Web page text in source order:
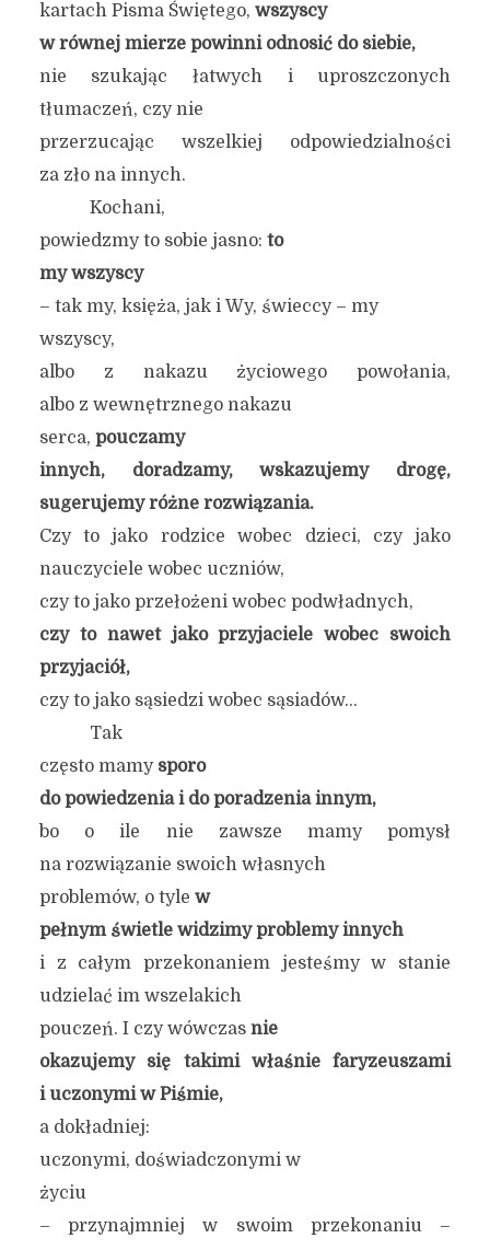
kartach Pisma Świętego, wszyscy
w równej mierze powinni odnosić do siebie,
nie szukając łatwych i uproszczonych
tłumaczeń, czy nie
przerzucając wszelkiej odpowiedzialności
za zło na innych.
Kochani,
powiedzmy to sobie jasno: to
my wszyscy
– tak my, księża, jak i Wy, świeccy – my
wszyscy,
albo z nakazu życiowego powołania,
albo z wewnętrznego nakazu
serca, pouczamy
innych, doradzamy, wskazujemy drogę,
sugerujemy różne rozwiązania.
Czy to jako rodzice wobec dzieci, czy jako
nauczyciele wobec uczniów,
czy to jako przełożeni wobec podwładnych,
czy to nawet jako przyjaciele wobec swoich
przyjaciół,
czy to jako sąsiedzi wobec sąsiadów…
Tak
często mamy sporo
do powiedzenia i do poradzenia innym,
bo o ile nie zawsze mamy pomysł
na rozwiązanie swoich własnych
problemów, o tyle w
pełnym świetle widzimy problemy innych
i z całym przekonaniem jesteśmy w stanie
udzielać im wszelakich
pouczeń. I czy wówczas nie
okazujemy się takimi właśnie faryzeuszami
i uczonymi w Piśmie,
a dokładniej:
uczonymi, doświadczonymi w
życiu
– przynajmniej w swoim przekonaniu –